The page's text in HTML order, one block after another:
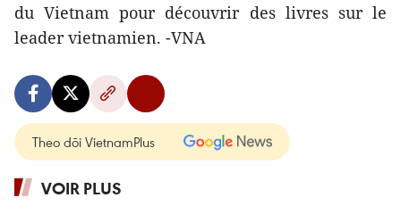
du Vietnam pour découvrir des livres sur le
leader vietnamien. -VNA
Theo dõi VietnamPlus
VOIR PLUS